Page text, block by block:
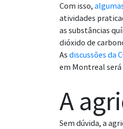
Com isso,
atividades
as substâncias
dióxido de
As discussões da
em Montreal
A
Sem dúvida, a